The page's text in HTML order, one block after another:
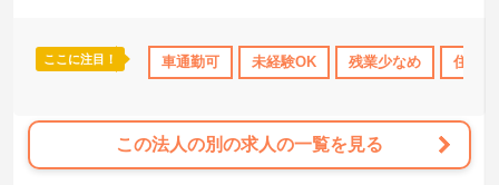
手当・補助 年間休日110日以上 産休･育休･介護休暇取得実績あり
ここに注目！ 車通勤可 未経験OK 残業少なめ 住宅
この法人の別の求人の一覧を見る